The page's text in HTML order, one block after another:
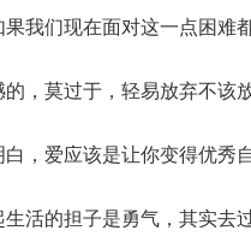
我们现在面对这一点困难
，莫过于，轻易放弃不该
，爱应该是让你变得优秀
活的担子是勇气，其实去